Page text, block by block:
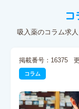
コ
吸入薬のコラム求
掲載番号：16375
コラム